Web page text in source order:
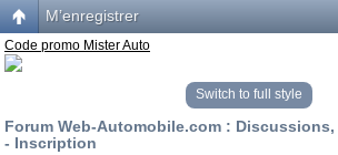
M’enregistrer
Code promo Mister Auto
Switch to full style
Forum Web-Automobile.com :
- Inscription